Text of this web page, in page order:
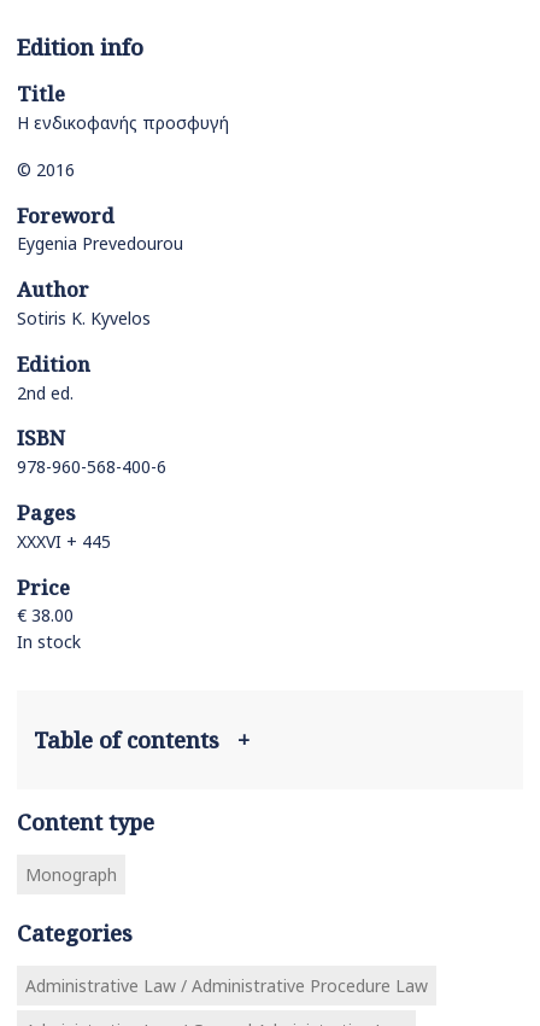
Edition info
Title
Η ενδικοφανής προσφυγή
© 2016
Foreword
Eygenia Prevedourou
Author
Sotiris K. Kyvelos
Edition
2nd ed.
ISBN
978-960-568-400-6
Pages
XXXVI + 445
Price
€ 38.00
In stock
Table of contents +
Content type
Monograph
Categories
Administrative Law / Administrative Procedure Law